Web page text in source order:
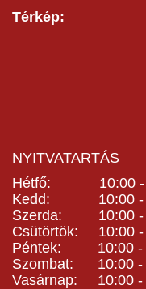
Térkép:
NYITVATARTÁS
Hétfő: 10:00 -
Kedd: 10:00 -
Szerda: 10:00 -
Csütörtök: 10:00 -
Péntek: 10:00 -
Szombat: 10:00 -
Vasárnap: 10:00 -